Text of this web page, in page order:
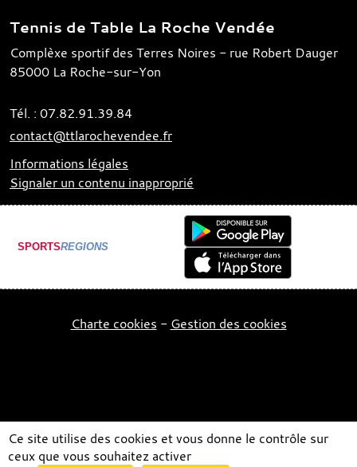
Tennis de Table La Roche Vendée
Complèxe sportif des Terres Noires - rue Robert Dauger
85000 La Roche-sur-Yon
Tél. : 07.82.91.39.84
contact@ttlarochevendee.fr
Informations légales
Signaler un contenu inapproprié
SPORTSREGIONS
Charte cookies Gestion des cookies
Ce site utilise des cookies et vous donne le contrôle sur
ceux que vous souhaitez activer